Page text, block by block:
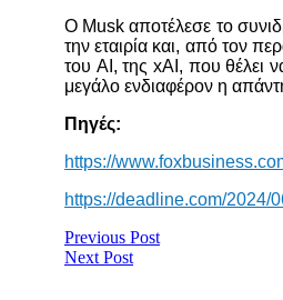
Ο Musk αποτέλεσε το
την εταιρία και, από τον
του AI, της xAI, που θέλει
μεγάλο ενδιαφέρον η
Πηγές:
https://
https://deadline.com/2024/
Previous Post
Next Post